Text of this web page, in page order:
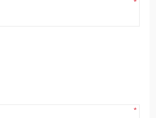
*
*